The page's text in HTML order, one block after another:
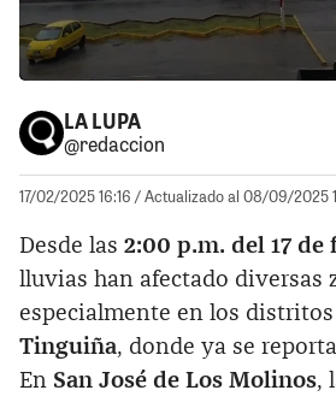
LA LUPA
@redaccion
17/02/2025 16:16 / Actualizado al 08/09/2025
Desde las 2:00 p.m. del 17 de
lluvias han afectado diversas
especialmente en los distritos
Tinguiña, donde ya se
En San José de Los Molinos,